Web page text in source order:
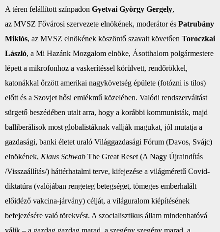
A téren felállított színpadon Gyetvai György Gergely,
az MVSZ Fővárosi szervezete elnökének, moderátor és Patrubány
Miklós, az MVSZ elnökének köszöntő szavait követően Toroczkai
László, a Mi Hazánk Mozgalom elnöke, Ásotthalom polgármestere
lépett a mikrofonhoz a vaskerítéssel körülvett, rendőrökkel,
katonákkal őrzött amerikai nagykövetség épülete (fotózni is tilos)
előtt és a Szovjet hősi emlékmű közelében. Valódi rendszerváltást
sürgető beszédében utalt arra, hogy a korábbi kommunisták, majd
balliberálisok most globalistáknak vallják magukat, jól mutatja a
gazdasági, banki életet uraló Világgazdasági Fórum (Davos, Svájc)
elnökének, Klaus Schwab The Great Reset (A Nagy Újraindítás
/Visszaállítás/) háttérhatalmi terve, kifejezése a világméretű Covid-
diktatúra (valójában rengeteg betegséget, tömeges emberhalált
előidéző vakcina-járvány) célját, a világuralom kiépítésének
befejezésére való törekvést. A szocialisztikus állam mindenhatóvá
válik – a gazdag gazdag marad, a szegény szegény marad, a